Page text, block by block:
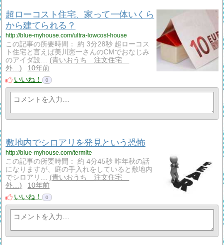
超ローコスト住宅、家って一体いくら
から建てられる？
http://blue-myhouse.com/ultra-lowcost-house
この記事の所要時間： 約 3分28秒 超ローコス
ト住宅と言えば美川憲一さんのCMでおなじみ
のアイダ設…
青いおうち 注文住宅
外…
10年前
いいね！
0
敷地内でシロアリを発見という恐怖
http://blue-myhouse.com/termite
この記事の所要時間： 約 4分45秒 昨年秋の話
になりますが、庭の手入れをしていると敷地内
でシロアリ…
青いおうち 注文住宅
外…
10年前
いいね！
0